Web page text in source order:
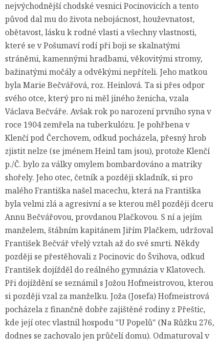
nejvýchodnější chodské vesnici Pocinovicích a tento
původ dal mu do života nebojácnost, houževnatost,
obětavost, lásku k rodné vlasti a všechny vlastnosti,
které se v Pošumaví rodí při boji se skalnatými
stráněmi, kamennými hradbami, věkovitými stromy,
bažinatými močály a odvěkými nepříteli. Jeho matkou
byla Marie Bečvářová, roz. Heinlová. Ta si přes odpor
svého otce, který pro ni měl jiného ženicha, vzala
Václava Bečváře. Avšak rok po narození prvního syna v
roce 1904 zemřela na tuberkulózu. Je pohřbena v
Klenčí pod Čerchovem, odkud pocházela, přesný hrob
zjistit nelze (se jménem Heinl tam jsou), protože Klenčí
p./Č. bylo za války omylem bombardováno a matriky
shořely. Jeho otec, četník a později skladník, si pro
malého Františka našel macechu, která na Františka
byla velmi zlá a agresivní a se kterou měl později dceru
Annu Bečvářovou, provdanou Plačkovou. S ní a jejím
manželem, štábním kapitánem Jiřím Plačkem, udržoval
František Bečvář vřelý vztah až do své smrti. Někdy
později se přestěhovali z Pocinovic do Švihova, odkud
František dojížděl do reálného gymnázia v Klatovech.
Při dojíždění se seznámil s Jožou Hofmeistrovou, kterou
si později vzal za manželku. Joža (Josefa) Hofmeistrová
pocházela z finančně dobře zajištěné rodiny z Přeštic,
kde její otec vlastnil hospodu "U Popelů" (Na Růžku 276,
dodnes se zachovalo jen průčelí domu). Odmaturoval v